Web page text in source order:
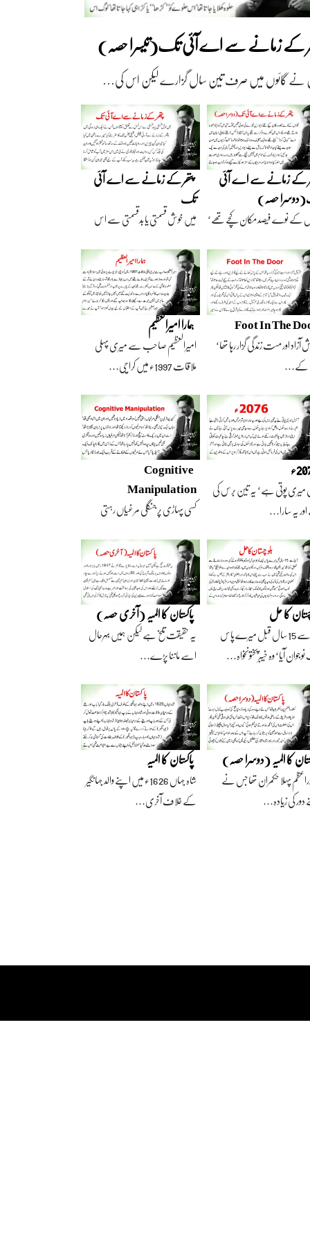
کے زمانے سے اے آئی تک(تیسرا حصہ)
نے گائوں میں صرف تین سال گزارے لیکن اس کی…
کے زمانے سے اے آئی
حصہ)
کے نوے فیصد مکان کچے تھے‘
پتھر کے زمانے سے اے آئی
تک
میں خوش قسمتی یا بدقسمتی سے اس
Foot In The
آزاد اور مست زندگی گزار رہا تھا‘
کے…
ہمارا امیرالعظیم
امیرالعظیم صاحب سے میری پہلی
ملاقات 1997ء میں کراچی…
میری پوتی ہے‘ یہ تین برس کی
یہ سارا…
Cognitive
Manipulation
کسی پہاڑی پر جنگلی مرغیاں رہتی
کا حل
آج سے 15 سال قبل میرے پاس
آیا‘ وہ خیبرپختونخواہ…
پاکستان کا المیہ (آخری حصہ)
یہ حقیقت تلخ ہے لیکن ہمیں بہرحال
اسے ماننا پڑے…
کا المیہ (دوسرا حصہ)
پہلا حکمران تھا جس نے
کی زیادہ…
پاکستان کا المیہ
شاہ جہاں 1626ء میں اپنے والد جہانگیر
کے خلاف آخری…